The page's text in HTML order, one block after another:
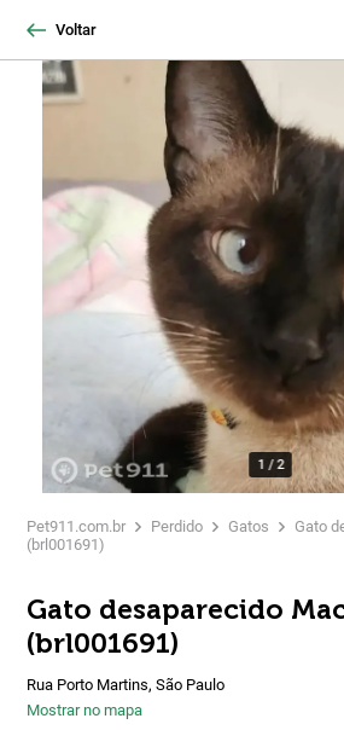
Voltar
1 /2
Pet911.com.br Perdido Gatos
Gato
(brl001691)
Gato desaparecido
(brl001691)
Rua Porto Martins, São Paulo
Mostrar no mapa